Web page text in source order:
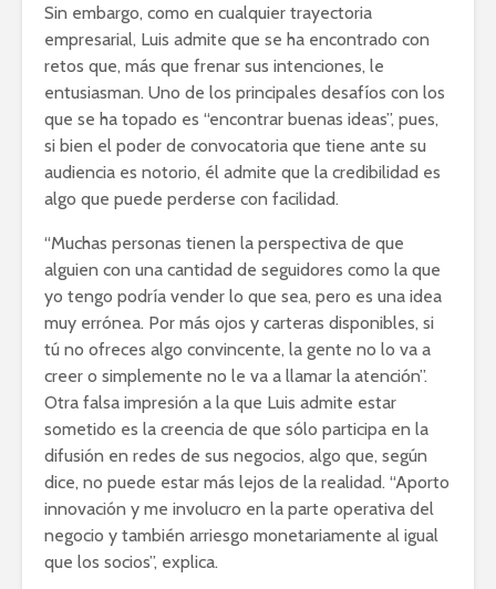
Sin embargo, como en cualquier trayectoria
empresarial, Luis admite que se ha encontrado con
retos que, más que frenar sus intenciones, le
entusiasman. Uno de los principales desafíos con los
que se ha topado es “encontrar buenas ideas”, pues,
si bien el poder de convocatoria que tiene ante su
audiencia es notorio, él admite que la credibilidad es
algo que puede perderse con facilidad.
“Muchas personas tienen la perspectiva de que
alguien con una cantidad de seguidores como la que
yo tengo podría vender lo que sea, pero es una idea
muy errónea. Por más ojos y carteras disponibles, si
tú no ofreces algo convincente, la gente no lo va a
creer o simplemente no le va a llamar la atención”.
Otra falsa impresión a la que Luis admite estar
sometido es la creencia de que sólo participa en la
difusión en redes de sus negocios, algo que, según
dice, no puede estar más lejos de la realidad. “Aporto
innovación y me involucro en la parte operativa del
negocio y también arriesgo monetariamente al igual
que los socios”, explica.